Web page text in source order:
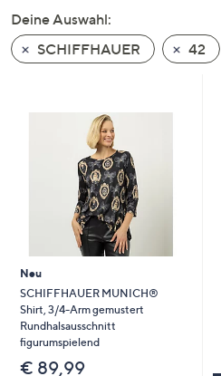
nach
unten
oder
um
diese
anzuzeigen.
Deine Auswahl:
SCHIFFHAUER
42
Neu
SCHIFFHAUER MUNICH®
Shirt, 3/4-Arm gemustert
Rundhalsausschnitt
figurumspielend
€ 89,99